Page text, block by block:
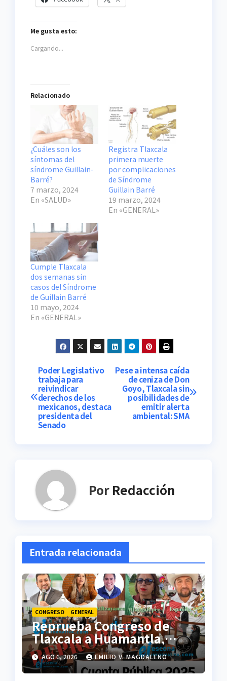
Me gusta esto:
Cargando...
Relacionado
¿Cuáles son los
síntomas del
síndrome Guillain-
Barré?
7 marzo, 2024
En «SALUD»
Registra Tlaxcala
primera muerte
por complicaciones
de Síndrome
Guillain Barré
19 marzo, 2024
En «GENERAL»
Cumple Tlaxcala
dos semanas sin
casos del Síndrome
de Guillain Barré
10 mayo, 2024
En «GENERAL»
Navegación
de
entradas
Pese a intensa caída
de ceniza de Don
Goyo, Tlaxcala sin
posibilidades de
emitir alerta
ambiental: SMA
Poder Legislativo
trabaja para
reivindicar
derechos de los
mexicanos, destaca
presidenta del
Senado
Por Redacción
Entrada relacionada
CONGRESO GENERAL
Reprueba Congreso de
Tlaxcala a Huamantla,
Lázaro Cárdenas,
Atltzayanca, Españita y
Atlangatepec
AGO 6, 2026 EMILIO V. MAGDALENO